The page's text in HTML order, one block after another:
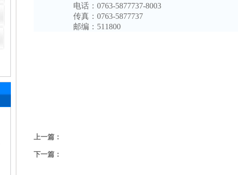
电话： 0763-5877737-8003
传真： 0763-5877737
邮编： 511800
上一篇：
下一篇：